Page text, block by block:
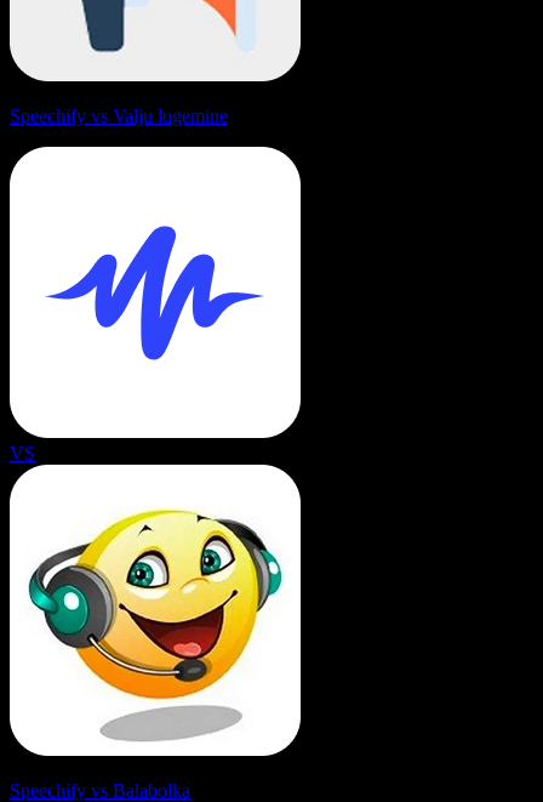
Speechify vs Valju lugemine
VS
Speechify vs Balabolka